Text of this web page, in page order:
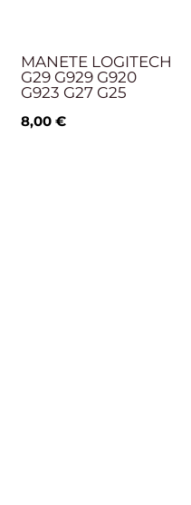
MANETE LOGITECH
G29 G929 G920
G923 G27 G25
8,00 €